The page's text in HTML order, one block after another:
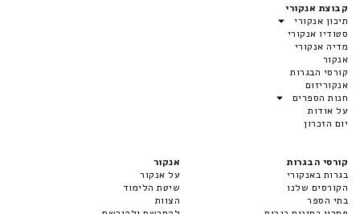
קבוצת אנקורי
תיכון אנקורי
סטודיו אנקורי
מדיה אנקורי
אנקור
קורסי הבגרות
אנקוריזום
חנות הספרים
על אודות
יום הזכרון
קורסי הבגרות
בגרות באנקורי
הקורסים שלנו
בתי הספר
אנקור
על אנקור
שיטת הלימוד
הצוות